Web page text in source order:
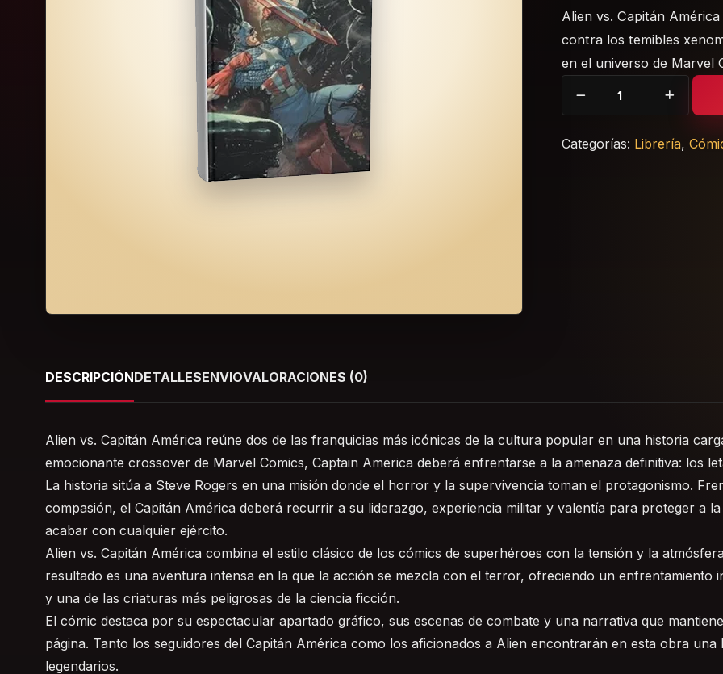
Alien vs. Capitán
contra los temibles
en el universo de Marvel
Alien vs. Capitán
Categorías: Librería,
DESCRIPCIÓNDETALLESENVIOVALORACIONES (0)
Alien vs. Capitán América reúne dos de las franquicias más icónicas de la cultura popular en una historia
emocionante crossover de Marvel Comics, Captain America deberá enfrentarse a la amenaza definitiva: los
La historia sitúa a Steve Rogers en una misión donde el horror y la supervivencia toman el protagonismo.
compasión, el Capitán América deberá recurrir a su liderazgo, experiencia militar y valentía para proteger a
acabar con cualquier ejército.
Alien vs. Capitán América combina el estilo clásico de los cómics de superhéroes con la tensión y la
resultado es una aventura intensa en la que la acción se mezcla con el terror, ofreciendo un enfrentamiento
y una de las criaturas más peligrosas de la ciencia ficción.
El cómic destaca por su espectacular apartado gráfico, sus escenas de combate y una narrativa que
página. Tanto los seguidores del Capitán América como los aficionados a Alien encontrarán en esta obra
legendarios.